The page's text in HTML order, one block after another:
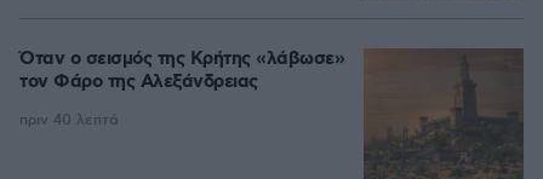
Όταν ο σεισμός της Κρήτης «λάβωσε»
τον Φάρο της Αλεξάνδρειας
πριν 40 λεπτά